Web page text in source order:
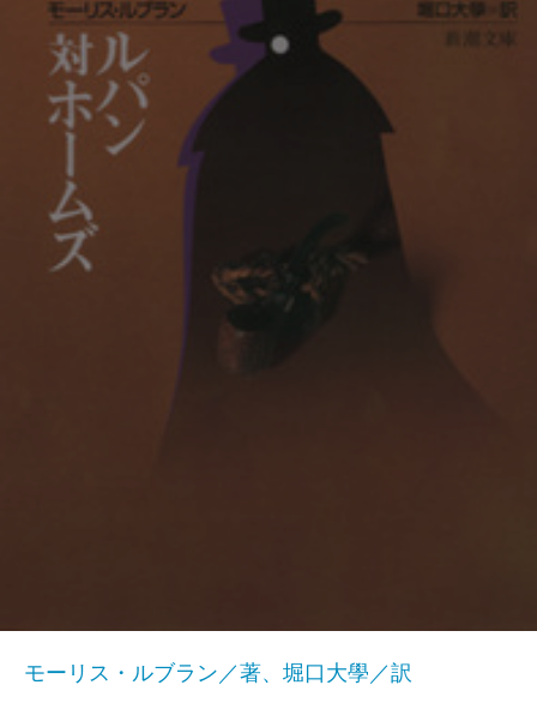
モーリス・ルブラン／著、堀口大學／訳